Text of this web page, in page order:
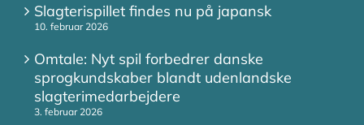
Slagterispillet findes nu på japansk
10. februar 2026
Omtale: Nyt spil forbedrer danske
sprogkundskaber blandt udenlandske
slagterimedarbejdere
3. februar 2026